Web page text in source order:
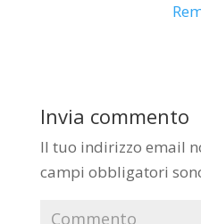
Invia commento
Il tuo indirizzo email
campi obbligatori